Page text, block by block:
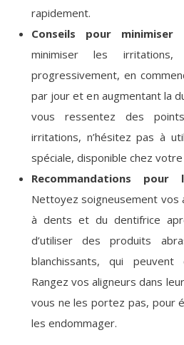
rapidement.
Conseils pour
minimiser les
progressivement, en
par jour et en augmentant la
vous ressentez des
irritations, n’hésitez pas à
spéciale, disponible chez
Recommandations
Nettoyez soigneusement vos
à dents et du dentifrice
d’utiliser des produits
blanchissants, qui peuvent
Rangez vos aligneurs dans
vous ne les portez pas, pour
les endommager.